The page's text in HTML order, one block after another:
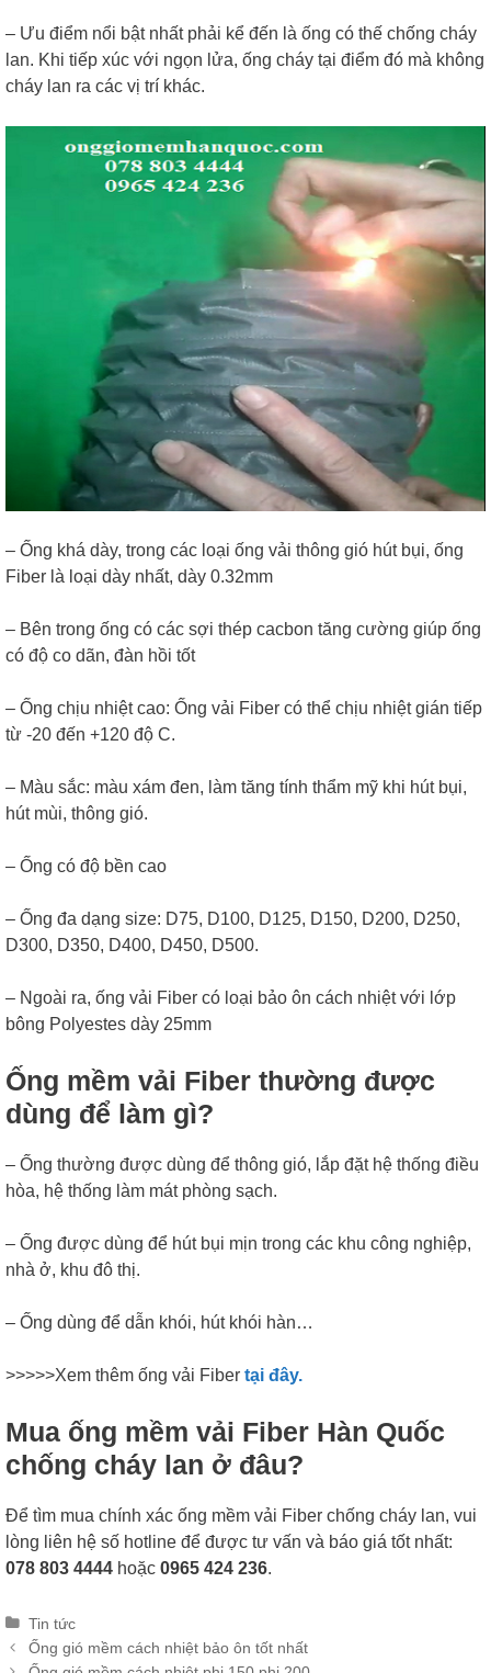
– Ưu điểm nổi bật nhất phải kể đến là ống có thế chống cháy
lan. Khi tiếp xúc với ngọn lửa, ống cháy tại điểm đó mà không
cháy lan ra các vị trí khác.
– Ống khá dày, trong các loại ống vải thông gió hút bụi, ống
Fiber là loại dày nhất, dày 0.32mm
– Bên trong ống có các sợi thép cacbon tăng cường giúp ống
có độ co dãn, đàn hồi tốt
– Ống chịu nhiệt cao: Ống vải Fiber có thể chịu nhiệt gián tiếp
từ -20 đến +120 độ C.
– Màu sắc: màu xám đen, làm tăng tính thẩm mỹ khi hút bụi,
hút mùi, thông gió.
– Ống có độ bền cao
– Ống đa dạng size: D75, D100, D125, D150, D200, D250,
D300, D350, D400, D450, D500.
– Ngoài ra, ống vải Fiber có loại bảo ôn cách nhiệt với lớp
bông Polyestes dày 25mm
Ống mềm vải Fiber thường được
dùng để làm gì?
– Ống thường được dùng để thông gió, lắp đặt hệ thống điều
hòa, hệ thống làm mát phòng sạch.
– Ống được dùng để hút bụi mịn trong các khu công nghiệp,
nhà ở, khu đô thị.
– Ống dùng để dẫn khói, hút khói hàn…
>>>>>Xem thêm ống vải Fiber tại đây.
Mua ống mềm vải Fiber Hàn Quốc
chống cháy lan ở đâu?
Để tìm mua chính xác ống mềm vải Fiber chống cháy lan, vui
lòng liên hệ số hotline để được tư vấn và báo giá tốt nhất:
078 803 4444 hoặc 0965 424 236.
Categories
Tin tức
Post
navigation
Ống gió mềm cách nhiệt bảo ôn tốt nhất